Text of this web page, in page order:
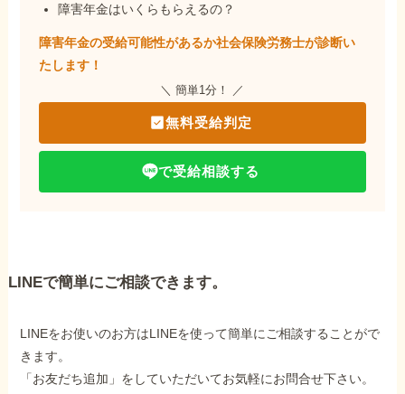
障害年金はいくらもらえるの？
障害年金の受給可能性があるか社会保険労務士が診断い
たします！
＼ 簡単1分！ ／
無料受給判定
で受給相談する
LINEで簡単にご相談できます。
LINEをお使いのお方はLINEを使って簡単にご相談することがで
きます。
「お友だち追加」をしていただいてお気軽にお問合せ下さい。